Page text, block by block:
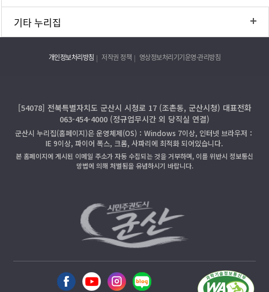
기타 누리집
개인정보처리방침 저작권 정책 영상정보처리기기운영·관리방침
[54078] 전북특별자치도 군산시 시청로 17 (조촌동, 군산시청) 대표전화
063-454-4000 (정규업무시간 외 당직실 연결)
군산시 누리집(홈페이지)은 운영체제(OS)：Windows 7이상, 인터넷 브라우저：
IE 9이상, 파이어 폭스, 크롬, 사파리에 최적화 되어있습니다.
본 홈페이지에 게시된 이메일 주소가 자동 수집되는 것을 거부하며, 이를 위반시 정보통신
망법에 의해 처벌됨을 유념하시기 바랍니다.